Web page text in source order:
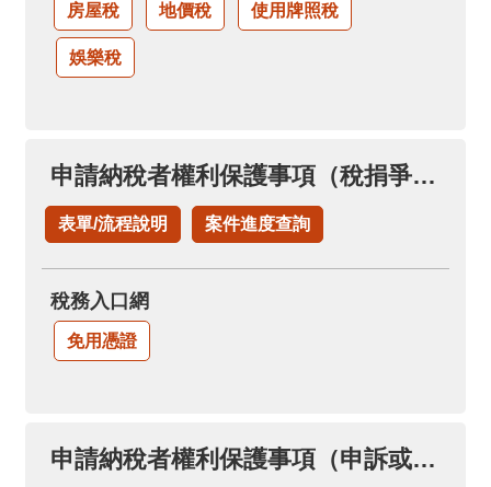
房屋稅 地價稅 使用牌照稅
娛樂稅
申請納稅者權利保護事項（稅捐爭議溝通協調案件）
表單/流程說明 案件進度查詢
稅務入口網
免用憑證
申請納稅者權利保護事項（申訴或陳情案件）